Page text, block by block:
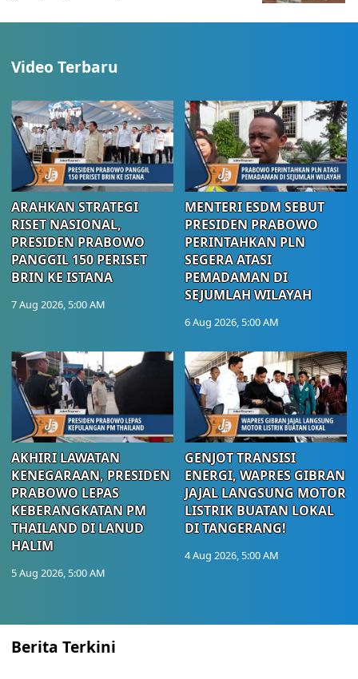
Video Terbaru
ARAHKAN STRATEGI
RISET NASIONAL,
PRESIDEN PRABOWO
PANGGIL 150 PERISET
BRIN KE ISTANA
7 Aug 2026, 5:00 AM
MENTERI ESDM SEBUT
PRESIDEN PRABOWO
PERINTAHKAN PLN
SEGERA ATASI
PEMADAMAN DI
SEJUMLAH WILAYAH
6 Aug 2026, 5:00 AM
AKHIRI LAWATAN
KENEGARAAN, PRESIDEN
PRABOWO LEPAS
KEBERANGKATAN PM
THAILAND DI LANUD
HALIM
5 Aug 2026, 5:00 AM
GENJOT TRANSISI
ENERGI, WAPRES GIBRAN
JAJAL LANGSUNG MOTOR
LISTRIK BUATAN LOKAL
DI TANGERANG!
4 Aug 2026, 5:00 AM
Berita Terkini